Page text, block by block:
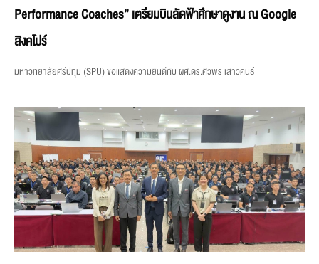
Performance Coaches” เตรียมบินลัดฟ้าศึกษาดูงาน ณ Google
สิงคโปร์
มหาวิทยาลัยศรีปทุม (SPU) ขอแสดงความยินดีกับ ผศ.ดร.ศิวพร เสาวคนธ์